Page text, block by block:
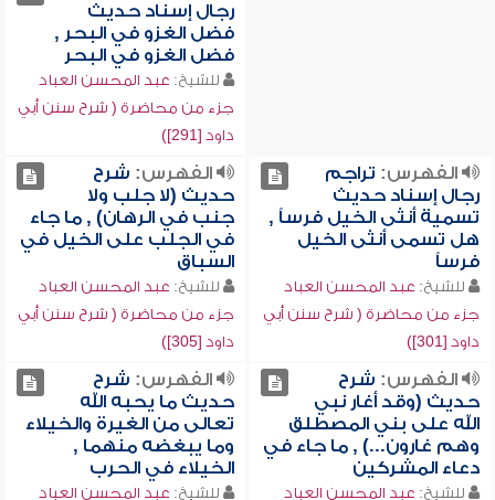
رجال إسناد حديث
فضل الغزو في البحر ,
فضل الغزو في البحر
للشيخ: عبد المحسن العباد
جزء من محاضرة ( شرح سنن أبي
داود [291])
الفهرس: تراجم
رجال إسناد حديث
تسمية أنثى الخيل فرساً ,
هل تسمى أنثى الخيل
فرساً
للشيخ: عبد المحسن العباد
جزء من محاضرة ( شرح سنن أبي
داود [301])
الفهرس: شرح
حديث (لا جلب ولا
جنب في الرهان) , ما جاء
في الجلب على الخيل في
السباق
للشيخ: عبد المحسن العباد
جزء من محاضرة ( شرح سنن أبي
داود [305])
الفهرس: شرح
حديث (وقد أغار نبي
الله على بني المصطلق
وهم غارون...) , ما جاء في
دعاء المشركين
للشيخ: عبد المحسن العباد
الفهرس: شرح
حديث ما يحبه الله
تعالى من الغيرة والخيلاء
وما يبغضه منهما ,
الخيلاء في الحرب
للشيخ: عبد المحسن العباد